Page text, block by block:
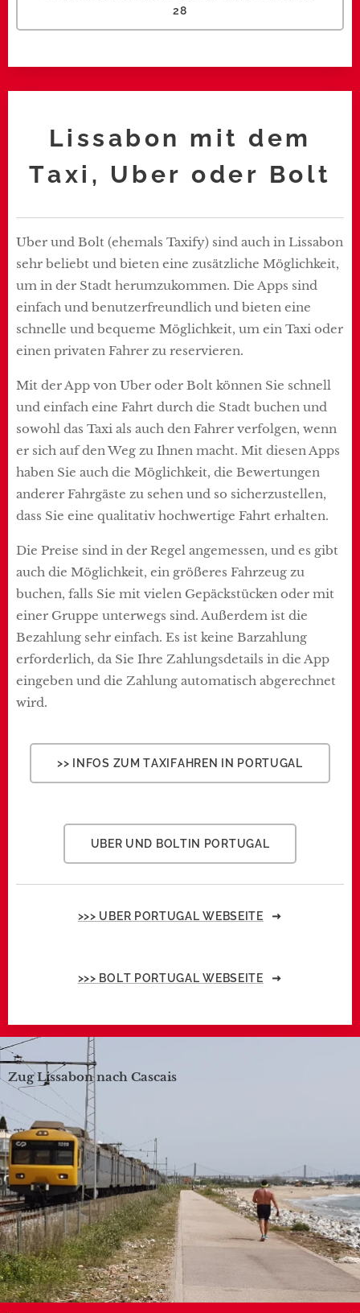
28
Lissabon mit dem
Taxi, Uber oder Bolt
Uber und Bolt (ehemals Taxify) sind auch in Lissabon
sehr beliebt und bieten eine zusätzliche Möglichkeit,
um in der Stadt herumzukommen. Die Apps sind
einfach und benutzerfreundlich und bieten eine
schnelle und bequeme Möglichkeit, um ein Taxi oder
einen privaten Fahrer zu reservieren.
Mit der App von Uber oder Bolt können Sie schnell
und einfach eine Fahrt durch die Stadt buchen und
sowohl das Taxi als auch den Fahrer verfolgen, wenn
er sich auf den Weg zu Ihnen macht. Mit diesen Apps
haben Sie auch die Möglichkeit, die Bewertungen
anderer Fahrgäste zu sehen und so sicherzustellen,
dass Sie eine qualitativ hochwertige Fahrt erhalten.
Die Preise sind in der Regel angemessen, und es gibt
auch die Möglichkeit, ein größeres Fahrzeug zu
buchen, falls Sie mit vielen Gepäckstücken oder mit
einer Gruppe unterwegs sind. Außerdem ist die
Bezahlung sehr einfach. Es ist keine Barzahlung
erforderlich, da Sie Ihre Zahlungsdetails in die App
eingeben und die Zahlung automatisch abgerechnet
wird.
>> INFOS ZUM TAXIFAHREN IN PORTUGAL
UBER UND BOLTIN PORTUGAL
>>> UBER PORTUGAL WEBSEITE
>>> BOLT PORTUGAL WEBSEITE
Zug Lissabon nach Cascais